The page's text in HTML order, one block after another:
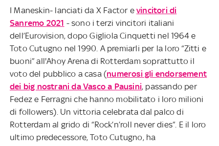
I Maneskin- lanciati da X Factor e vincitori di
Sanremo 2021 - sono i terzi vincitori italiani
dell’Eurovision, dopo Gigliola Cinquetti nel 1964 e
Toto Cutugno nel 1990. A premiarli per la loro “Zitti e
buoni” all'Ahoy Arena di Rotterdam soprattutto il
voto del pubblico a casa (numerosi gli endorsement
dei big nostrani da Vasco a Pausini, passando per
Fedez e Ferragni che hanno mobilitato i loro milioni
di followers). Un vittoria celebrata dal palco di
Rotterdam al grido di “Rock’n’roll never dies”. E il loro
ultimo predecessore, Toto Cutugno, ha